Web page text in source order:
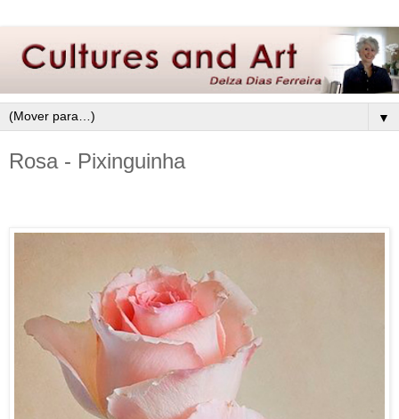
▼
Rosa - Pixinguinha